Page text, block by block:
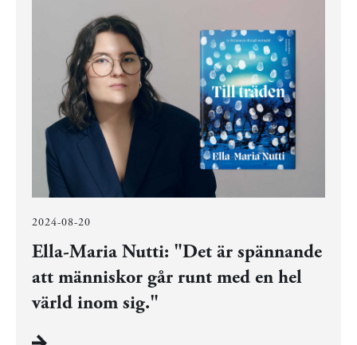
2024-08-20
Ella-Maria Nutti: "Det är spännande
att människor går runt med en hel
värld inom sig."